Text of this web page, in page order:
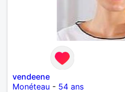
vendeene
Monéteau - 54 ans